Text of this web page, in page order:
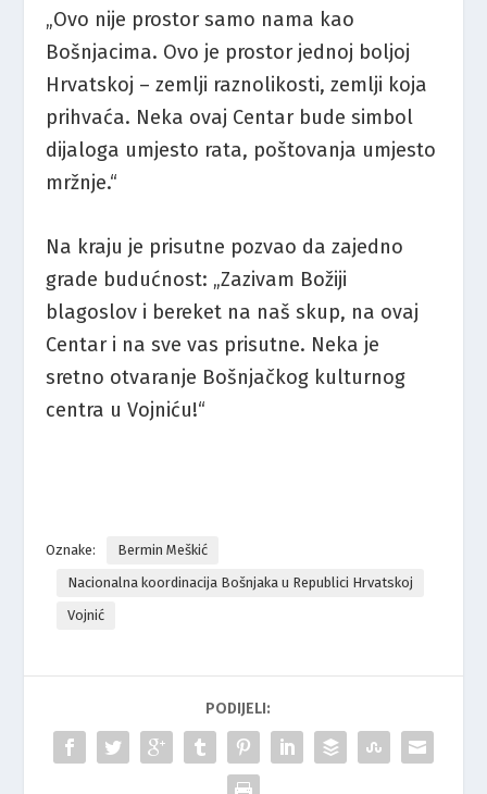
„Ovo nije prostor samo nama kao
Bošnjacima. Ovo je prostor jednoj boljoj
Hrvatskoj – zemlji raznolikosti, zemlji koja
prihvaća. Neka ovaj Centar bude simbol
dijaloga umjesto rata, poštovanja umjesto
mržnje.“
Na kraju je prisutne pozvao da zajedno
grade budućnost: „Zazivam Božiji
blagoslov i bereket na naš skup, na ovaj
Centar i na sve vas prisutne. Neka je
sretno otvaranje Bošnjačkog kulturnog
centra u Vojniću!“
Oznake:
Bermin Meškić
Nacionalna koordinacija Bošnjaka u Republici Hrvatskoj
Vojnić
PODIJELI: